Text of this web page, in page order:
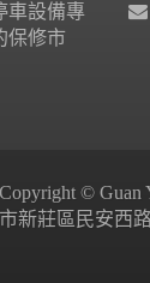
車設備專
保修市
© Guan
新莊區民安西